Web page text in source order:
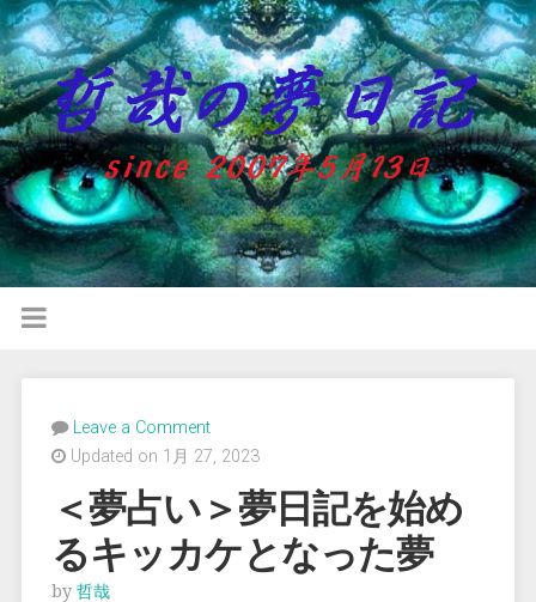
Leave a Comment
Updated on 1月 27, 2023
＜夢占い＞夢日記を始め
るキッカケとなった夢
by 哲哉